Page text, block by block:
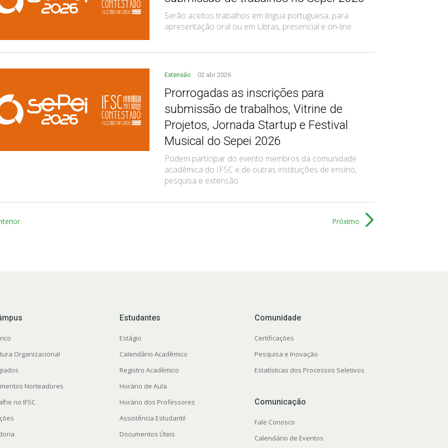
Serão aceitos trabalhos em língua portuguesa, para
apresentação oral ou em Libras, presencial e on-line
Extensão 02 abr 2026
Prorrogadas as inscrições para
submissão de trabalhos, Vitrine de
Projetos, Jornada Startup e Festival
Musical do Sepei 2026
Podem participar do evento membros da comunidade
acadêmica do IFSC e de outras instituições de ensino,
pesquisa e extensão
Próximo
Organizacional
Norteadores
no IFSC
Estudantes
Estágio
Calendário Acadêmico
Registro Acadêmico
Horário de Aula
Horário dos Professores
Assistência Estudantil
Documentos Úteis
Comunidade
Certificações
Pesquisa e Inovação
Estatísticas dos Processos Seletivos
Comunicação
Fale Conosco
Calendário de Eventos